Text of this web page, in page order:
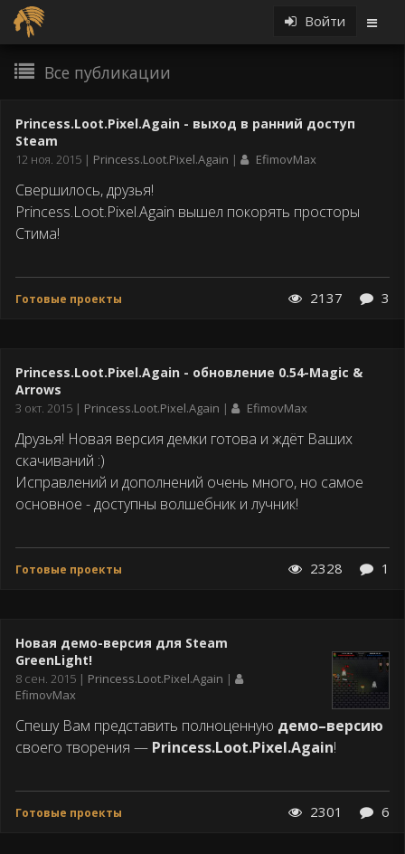
Войти
Все публикации
Princess.Loot.Pixel.Again - выход в ранний доступ
Steam
Дата
12 ноя. 2015 Princess.Loot.Pixel.Again EfimovMax
Свершилось, друзья!
Princess.Loot.Pixel.Again вышел покорять просторы
Стима!
Готовые проекты 2137 3
Princess.Loot.Pixel.Again - обновление 0.54-Magic &
Arrows
Дата
3 окт. 2015 Princess.Loot.Pixel.Again EfimovMax
Друзья! Новая версия демки готова и ждёт Ваших
скачиваний :)
Исправлений и дополнений очень много, но самое
основное - доступны волшебник и лучник!
Готовые проекты 2328 1
Новая демо-версия для Steam
GreenLight!
Дата
публикации
8 сен. 2015
Princess.Loot.Pixel.Again
EfimovMax
Спешу Вам представить полноценную демо–версию
своего творения — Princess.Loot.Pixel.Again!
Готовые проекты 2301 6